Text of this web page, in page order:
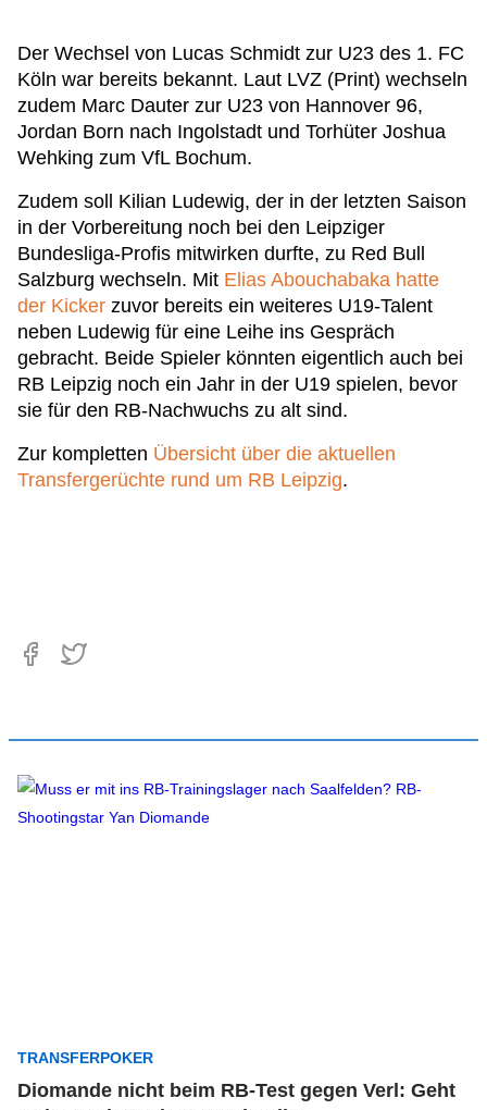
Der Wechsel von Lucas Schmidt zur U23 des 1. FC
Köln war bereits bekannt. Laut LVZ (Print) wechseln
zudem Marc Dauter zur U23 von Hannover 96,
Jordan Born nach Ingolstadt und Torhüter Joshua
Wehking zum VfL Bochum.
Zudem soll Kilian Ludewig, der in der letzten Saison
in der Vorbereitung noch bei den Leipziger
Bundesliga-Profis mitwirken durfte, zu Red Bull
Salzburg wechseln. Mit Elias Abouchabaka hatte
der Kicker zuvor bereits ein weiteres U19-Talent
neben Ludewig für eine Leihe ins Gespräch
gebracht. Beide Spieler könnten eigentlich auch bei
RB Leipzig noch ein Jahr in der U19 spielen, bevor
sie für den RB-Nachwuchs zu alt sind.
Zur kompletten Übersicht über die aktuellen
Transfergerüchte rund um RB Leipzig.
TRANSFERPOKER
Diomande nicht beim RB-Test gegen Verl: Geht